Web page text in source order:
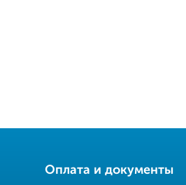
Оплата и документы